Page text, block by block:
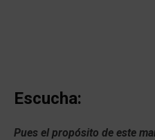
Escucha:
Pues el propósito de este